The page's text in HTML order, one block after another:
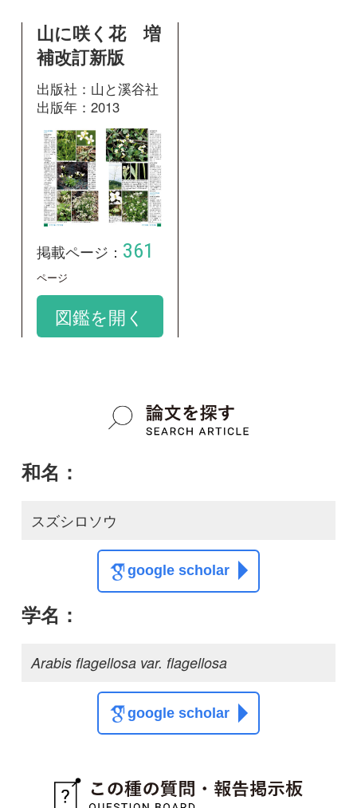
掲載ページ：361
ページ
図鑑を開く
和名：
スズシロソウ
google scholar
Arabis flagellosa var. flagellosa
質問・報告掲示板TOP
この種に関する
スレッド
この種の写真を募集中です！お寄せください！
投稿する